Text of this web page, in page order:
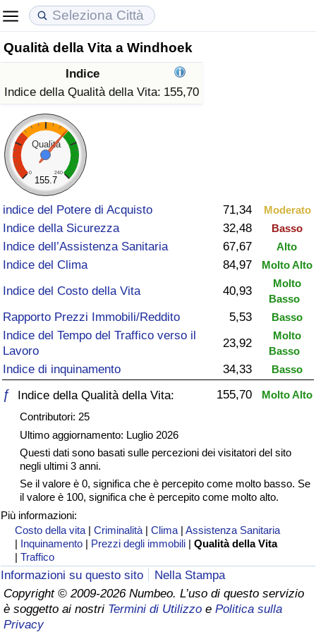
Qualità della Vita a Windhoek
Indice
Indice della Qualità della Vita: 155,70
Qualità
0 240
155.7
indice del Potere di Acquisto 71,34 Moderato
Indice della Sicurezza 32,48 Basso
Indice dell’Assistenza Sanitaria 67,67 Alto
Indice del Clima 84,97 Molto Alto
Indice del Costo della Vita 40,93
Molto
Basso
Rapporto Prezzi Immobili/Reddito 5,53 Basso
Indice del Tempo del Traffico verso il
Lavoro
23,92
Molto
Basso
Indice di inquinamento 34,33 Basso
ƒ Indice della Qualità della Vita: 155,70
Molto Alto
Contributori: 25
Ultimo aggiornamento: Luglio 2026
Questi dati sono basati sulle percezioni dei visitatori del sito
negli ultimi 3 anni.
Se il valore è 0, significa che è percepito come molto basso. Se
il valore è 100, significa che è percepito come molto alto.
Più informazioni:
Costo della vita |Criminalità |Clima |Assistenza Sanitaria
| Inquinamento | Prezzi degli immobili |Qualità della Vita
|Traffico
Informazioni su questo sito
Nella Stampa
Copyright © 2009-2026 Numbeo. L’uso di questo servizio
è soggetto ai nostri Termini di Utilizzo e Politica sulla
Privacy
Costo della vita
Indice Del Costo Della Vita (corrente)
Indice Del Costo Della Vita
Indice del Costo della Vita per Nazione
ad Aqaba
Prezzi degli immobili
Indice del Prezzo delle Case (Corrente)
Indice del Prezzo delle Case
Indice del Prezzo delle Case per Nazione
Qualità della Vita
Indice della Qualità della Vita
Indice della Qualità della Vita (Corrente)
Indice della qualità della vita per Paese
Criminalità
Indice del Tasso di Criminalità (Corrente)
Indice della Criminalità
Assistenza Sanitaria
Indice dell’Assistenza Sanitaria (Corrente)
Indice dell’Assistenza Sanitaria
Indice dell’Assistenza Sanitaria per
Nazione
Inquinamento
Indice dell’Inquinamento (Corrente)
Indice di inquinamento
Indice dell’Inquinamento per Nazione